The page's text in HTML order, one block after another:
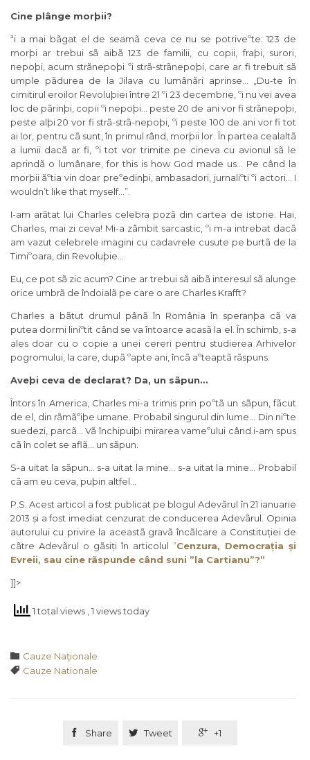
Cine plânge morþii?
ªi a mai bãgat el de seamã ceva ce nu se potriveºte: 123 de
morþi ar trebui sã aibã 123 de familii, cu copii, fraþi, surori,
nepoþi, acum strãnepoþi ºi strã-strãnepoþi, care ar fi trebuit sã
umple pãdurea de la Jilava cu lumânãri aprinse… „Du-te în
cimitirul eroilor Revoluþiei între 21 ºi 23 decembrie, ºi nu vei avea
loc de pãrinþi, copii ºi nepoþi… peste 20 de ani vor fi strãnepoþi,
peste alþi 20 vor fi strã-strã-nepoþi, ºi peste 100 de ani vor fi tot
ai lor, pentru cã sunt, în primul rând, morþii lor. În partea cealaltã
a lumii dacã ar fi, ºi tot vor trimite pe cineva cu avionul sã le
aprindã o lumânare, for this is how God made us… Pe când la
morþii ãºtia vin doar preºedinþi, ambasadori, jurnaliºti ºi actori… I
wouldn’t like that myself…”.
I-am arãtat lui Charles celebra pozã din cartea de istorie. Hai,
Charles, mai zi ceva! Mi-a zâmbit sarcastic, ºi m-a intrebat dacã
am vazut celebrele imagini cu cadavrele cusute pe burtã de la
Timiºoara, din Revoluþie…
Eu, ce pot sã zic acum? Cine ar trebui sã aibã interesul sã alunge
orice umbrã de îndoialã pe care o are Charles Krafft?
Charles a bãtut drumul pânã în România în speranþa cã va
putea dormi liniºtit când se va întoarce acasã la el. În schimb, s-a
ales doar cu o copie a unei cereri pentru studierea Arhivelor
pogromului, la care, dupã ºapte ani, încã aºteaptã rãspuns.
Aveþi ceva de declarat? Da, un sãpun…
Întors în America, Charles mi-a trimis prin poºtã un sãpun, fãcut
de el, din rãmãºiþe umane. Probabil singurul din lume… Din niºte
suedezi, parcã… Vã închipuiþi mirarea vameºului când i-am spus
cã în colet se aflã… un sãpun.
S-a uitat la sãpun… s-a uitat la mine… s-a uitat la mine… Probabil
cã am eu ceva, puþin altfel…
P.S. Acest articol a fost publicat pe blogul Adevãrul în 21 ianuarie
2013 și a fost imediat cenzurat de conducerea Adevãrul. Opinia
autorului cu privire la aceastã gravã încãlcare a Constituției de
cãtre Adevãrul o gãsiți în articolul ”Cenzura, Democrația și
Evreii, sau cine rãspunde când suni ”la Cartianu”?”
]]>
1 total views , 1 views today
 Category
Cauze Naţionale
 Tags
Cauze Nationale
 Share  Tweet  +1